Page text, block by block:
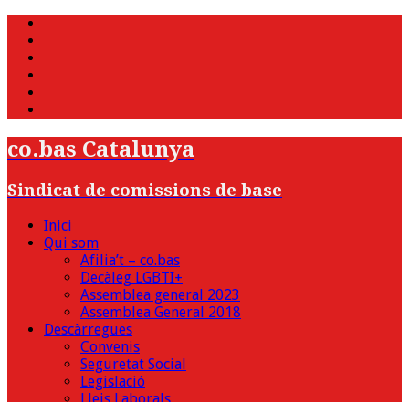
co.bas Catalunya
Sindicat de comissions de base
Inici
Qui som
Afilia’t – co.bas
Decàleg LGBTI+
Assemblea general 2023
Assemblea General 2018
Descàrregues
Convenis
Seguretat Social
Legislació
Lleis Laborals